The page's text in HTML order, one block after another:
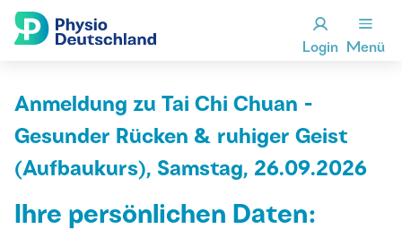
Login Menü
Anmeldung zu Tai Chi Chuan -
Gesunder Rücken & ruhiger Geist
(Aufbaukurs), Samstag, 26.09.2026
Ihre persönlichen Daten: